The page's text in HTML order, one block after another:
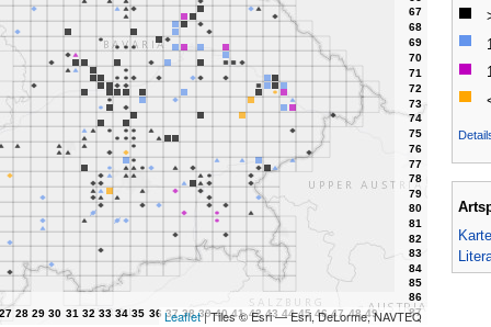
Leaflet| Tiles © Esri — Esri, DeLorme, NAVTEQ